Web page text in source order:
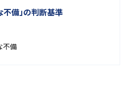
不備」の判断基準
不備